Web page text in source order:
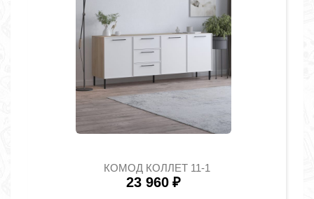
КОМОД КОЛЛЕТ 11-1
23 960 ₽